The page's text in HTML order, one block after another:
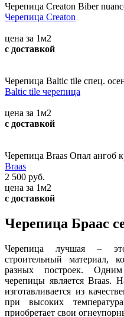
Черепица Creaton Biber
Черепица Creaton
цена за 1м2
с доставкой
Черепица Baltic tile спец.
Baltic tile черепица
цена за 1м2
с доставкой
Черепица Braas Опал ангоб
Braas
2 500 руб.
цена за 1м2
с доставкой
Черепица Браас
Черепица лучшая –
строительный материал,
разных построек.
черепицы является Braas.
изготавливается из
при высоких
приобретает свои